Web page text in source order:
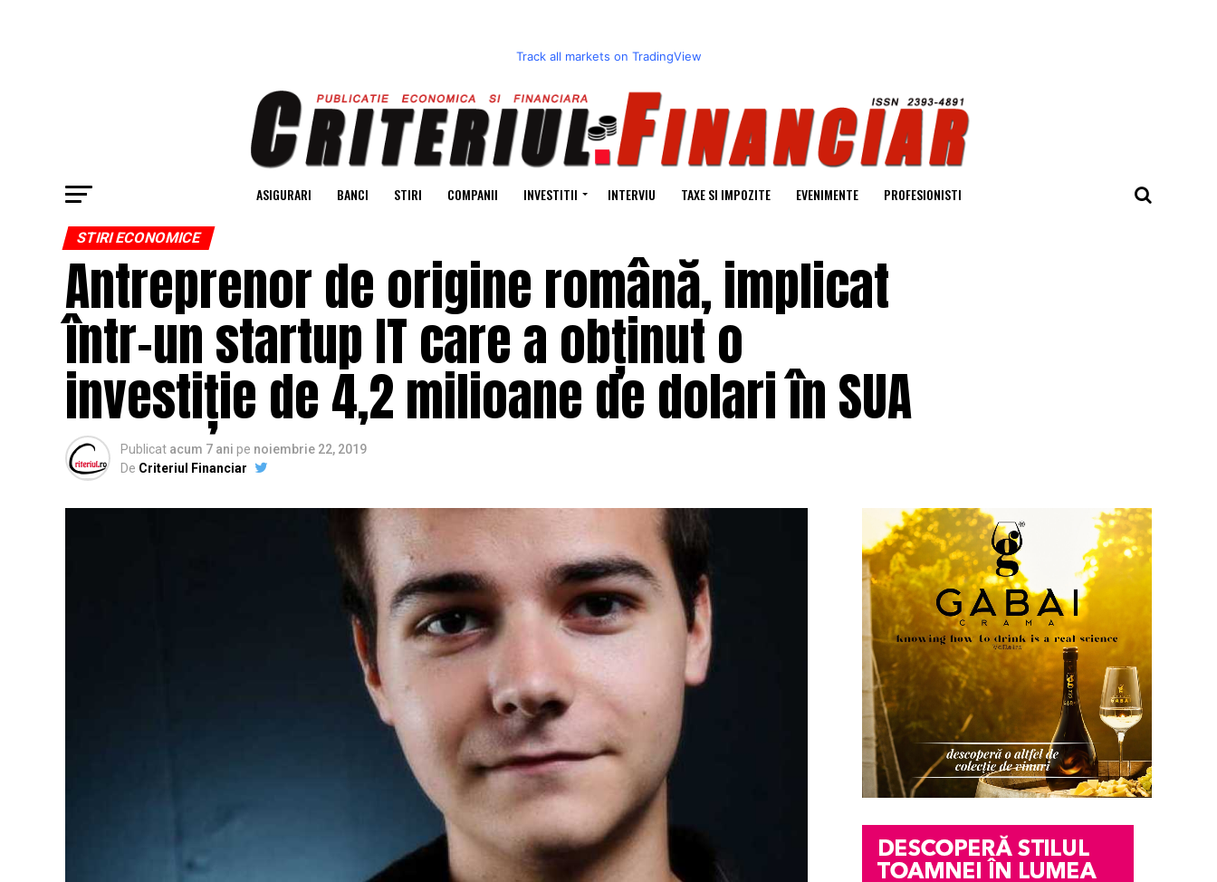
Track all markets on TradingView
ASIGURARI BANCI STIRI COMPANII INVESTITII INTERVIU TAXE SI IMPOZITE EVENIMENTE PROFESIONISTI
STIRI ECONOMICE
Antreprenor de origine română, implicat
într-un startup IT care a obținut o
investiție de 4,2 milioane de dolari în SUA
Publicat acum 7 ani pe noiembrie 22, 2019
De Criteriul Financiar